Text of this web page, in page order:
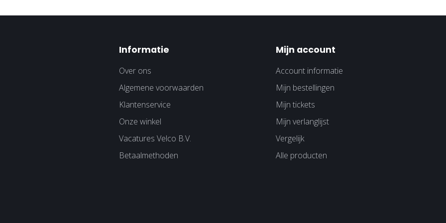
Informatie
Over ons
Algemene voorwaarden
Klantenservice
Onze winkel
Vacatures Velco B.V.
Betaalmethoden
Mijn account
Account informatie
Mijn bestellingen
Mijn tickets
Mijn verlanglijst
Vergelijk
Alle producten